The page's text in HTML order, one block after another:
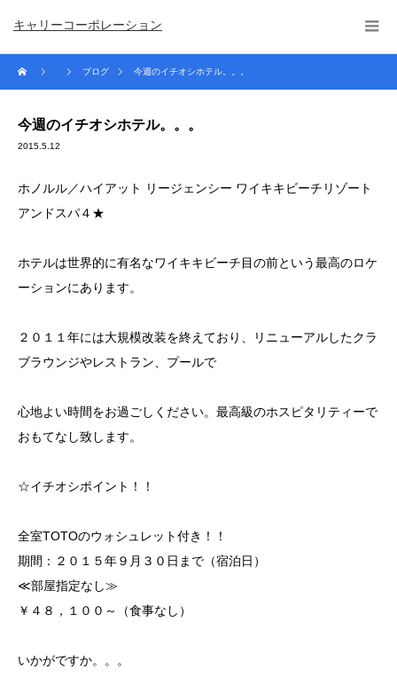
キャリーコーポレーション
ブログ 今週のイチオシホテル。。。
今週のイチオシホテル。。。
2015.5.12
ホノルル／ハイアット リージェンシー ワイキキビーチリゾート
アンドスパ４★
ホテルは世界的に有名なワイキキビーチ目の前という最高のロケ
ーションにあります。
２０１１年には大規模改装を終えており、リニューアルしたクラ
ブラウンジやレストラン、プールで
心地よい時間をお過ごしください。最高級のホスピタリティーで
おもてなし致します。
☆イチオシポイント！！
全室TOTOのウォシュレット付き！！
期間：２０１５年９月３０日まで（宿泊日）
≪部屋指定なし≫
￥４８，１００～（食事なし）
いかがですか。。。